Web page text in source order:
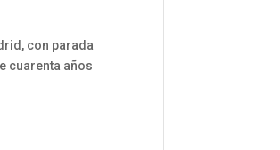
con parada
cuarenta años